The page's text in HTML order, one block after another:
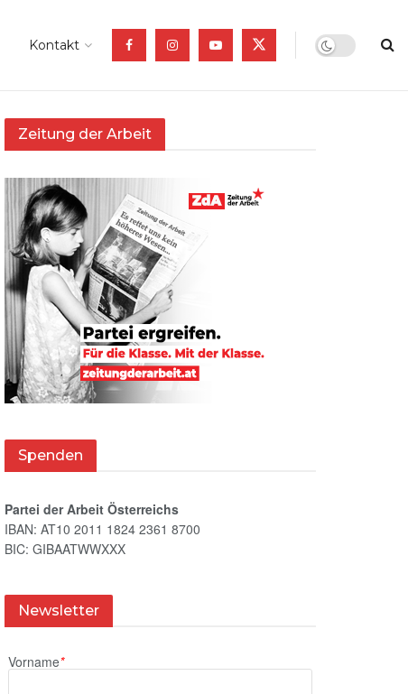
Kontakt
Zeitung der Arbeit
Spenden
Partei der Arbeit Österreichs
IBAN: AT10 2011 1824 2361 8700
BIC: GIBAATWWXXX
Newsletter
Vorname*